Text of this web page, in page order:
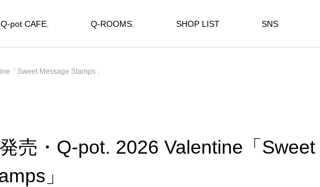
Q-pot CAFE. Q-ROOMS. SHOP LIST SNS
「Sweet Message Stamps」
売・Q-pot. 2026 Valentine「Sweet
」